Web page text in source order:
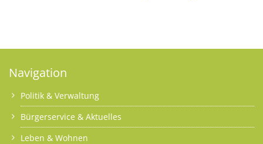
Navigation
Politik & Verwaltung
Bürgerservice & Aktuelles
Leben & Wohnen